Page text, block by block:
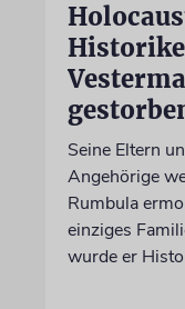
Seine Eltern
Angehörige
Rumbula
einziges
wurde er